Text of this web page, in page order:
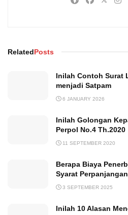
RelatedPosts
Inilah Contoh Surat
menjadi Satpam
6 JANUARY 2026
Inilah Golongan
Perpol No.4 Th.2020
11 SEPTEMBER 2020
Berapa Biaya
Syarat
3 SEPTEMBER 2025
Inilah 10 Alasan